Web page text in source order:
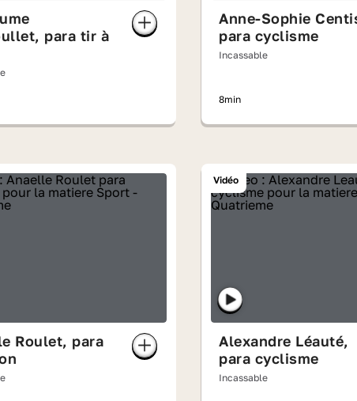
para tir à
Anne-Sophie
para cyclisme
Incassable
8min
Roulet, para
Vidéo
Alexandre Léauté,
para cyclisme
Incassable